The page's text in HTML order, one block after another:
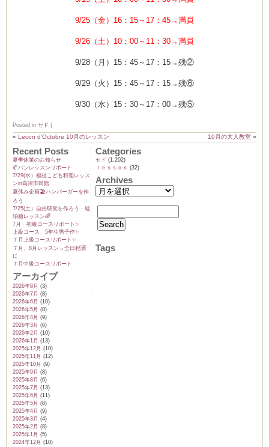
9/25（金）16：15～17：45→満員
9/26（土）10：00～11：30→満員
9/28（月）15：45～17：15→残②
9/29（火）15：45～17：15→残⑥
9/30（水）15：30～17：00→残⑤
Posted in セド
« Lecon d’Octobre 10月のレッスン 10月の大人教室 »
Recent Posts
夏季休業のお知らせ
🥐パンレッスンリポート
7/29(水）福祉こども料理レッス
ンin高津市民館
夏休み企画🏖️ハンバーガーを作
ろう
7/25(土）自由研究を作ろう・琥
珀糖レッスン🌈
7月 初級コースリポート✨️
上級コース 5年生男子作✨️
７月上級コースリポート✨️
７月、8月レッスン→全日程🈵
に
７月中級コースリポート
アーカイブ
2026年8月 (3)
2026年7月 (8)
2026年6月 (10)
2026年5月 (8)
2026年4月 (9)
2026年3月 (6)
2026年2月 (10)
2026年1月 (13)
2025年12月 (10)
2025年11月 (12)
2025年10月 (9)
2025年9月 (8)
2025年8月 (6)
2025年7月 (13)
2025年6月 (11)
2025年5月 (8)
2025年4月 (9)
2025年3月 (4)
2025年2月 (8)
2025年1月 (5)
2024年12月 (10)
Categories
セド (1,202)
ｌｅｓｓｏｎ (32)
Archives
Tags